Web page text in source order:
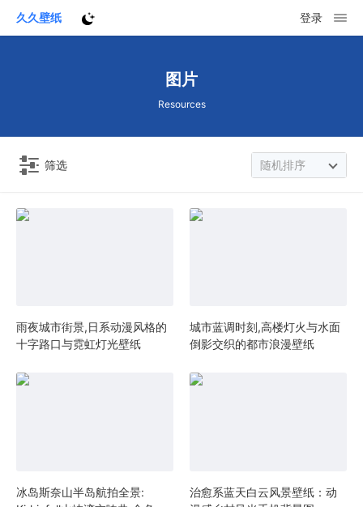
久久壁纸 登录
图片
Resources
筛选 随机排序
雨夜城市街景,日系动漫风格的
十字路口与霓虹灯光壁纸
城市蓝调时刻,高楼灯火与水面
倒影交织的都市浪漫壁纸
冰岛斯奈山半岛航拍全景:
治愈系蓝天白云风景壁纸：动